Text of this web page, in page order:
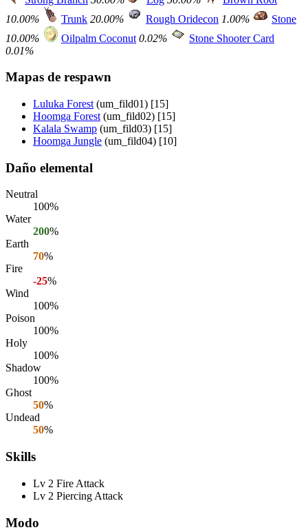
10.00%
Trunk 20.00% Rough Oridecon 1.00%
Stone
10.00%
Oilpalm Coconut 0.02%
Stone Shooter Card
0.01%
Mapas de respawn
Luluka Forest (um_fild01) [15]
Hoomga Forest (um_fild02) [15]
Kalala Swamp (um_fild03) [15]
Hoomga Jungle (um_fild04) [10]
Daño elemental
Neutral
100%
Water
200%
Earth
70%
Fire
-25%
Wind
100%
Poison
100%
Holy
100%
Shadow
100%
Ghost
50%
Undead
50%
Skills
Lv 2 Fire Attack
Lv 2 Piercing Attack
Modo